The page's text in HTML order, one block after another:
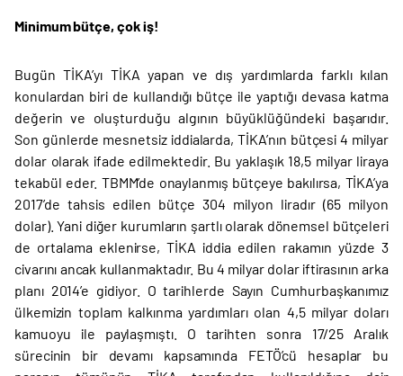
Minimum bütçe, çok iş!
Bugün TİKA’yı TİKA yapan ve dış yardımlarda farklı kılan
konulardan biri de kullandığı bütçe ile yaptığı devasa katma
değerin ve oluşturduğu algının büyüklüğündeki başarıdır.
Son günlerde mesnetsiz iddialarda, TİKA’nın bütçesi 4 milyar
dolar olarak ifade edilmektedir. Bu yaklaşık 18,5 milyar liraya
tekabül eder. TBMM’de onaylanmış bütçeye bakılırsa, TİKA’ya
2017’de tahsis edilen bütçe 304 milyon liradır (65 milyon
dolar). Yani diğer kurumların şartlı olarak dönemsel bütçeleri
de ortalama eklenirse, TİKA iddia edilen rakamın yüzde 3
civarını ancak kullanmaktadır. Bu 4 milyar dolar iftirasının arka
planı 2014’e gidiyor. O tarihlerde Sayın Cumhurbaşkanımız
ülkemizin toplam kalkınma yardımları olan 4,5 milyar doları
kamuoyu ile paylaşmıştı. O tarihten sonra 17/25 Aralık
sürecinin bir devamı kapsamında FETÖ’cü hesaplar bu